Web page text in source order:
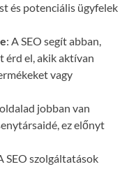
és potenciális ügyfelek
: A SEO segít abban,
érd el, akik aktívan
vagy
jobban van
ez előnyt
SEO szolgáltatások